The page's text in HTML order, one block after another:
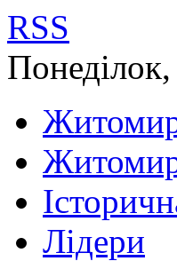
RSS
Понеділок,
Лідери